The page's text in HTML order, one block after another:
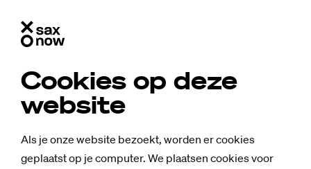
Cookies op deze
website
Als je onze website bezoekt, worden er cookies
geplaatst op je computer. We plaatsen cookies voor